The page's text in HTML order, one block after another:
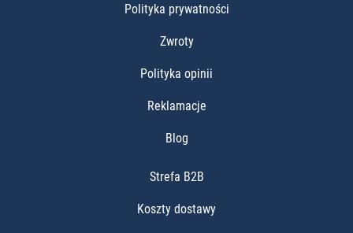
Polityka prywatności
Zwroty
Polityka opinii
Reklamacje
Blog
Strefa B2B
Koszty dostawy